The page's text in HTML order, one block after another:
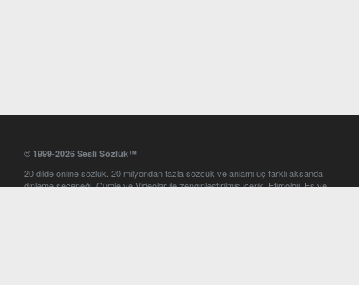
© 1999-2026 Sesli Sözlük™
20 dilde online sözlük. 20 milyondan fazla sözcük ve anlamı üç farklı aksanda
dinleme seçeneği. Cümle ve Videolar ile zenginleştirilmiş içerik. Etimoloji, Eş ve